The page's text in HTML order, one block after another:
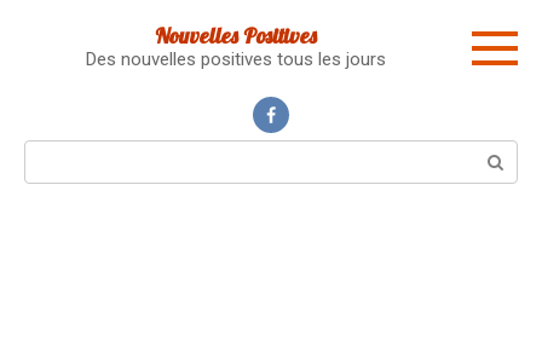
Nouvelles Positives
Des nouvelles positives tous les jours